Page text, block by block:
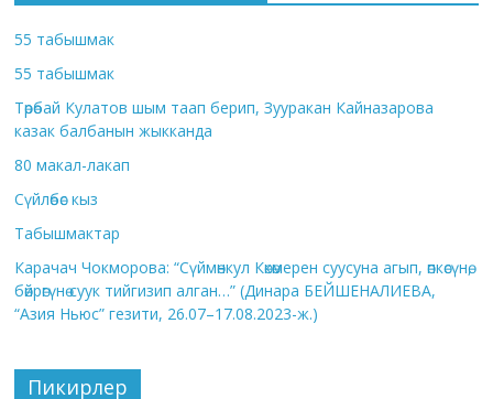
55 табышмак
55 табышмак
Төрөбай Кулатов шым таап берип, Зууракан Кайназарова
казак балбанын жыкканда
80 макал-лакап
Сүйлөбөс кыз
Табышмактар
Карачач Чокморова: “Сүймөнкул Көкөмерен суусуна агып, өпкөсүнө,
бөйрөгүнө суук тийгизип алган…” (Динара БЕЙШЕНАЛИЕВА,
“Азия Ньюс” гезити, 26.07–17.08.2023-ж.)
Пикирлер